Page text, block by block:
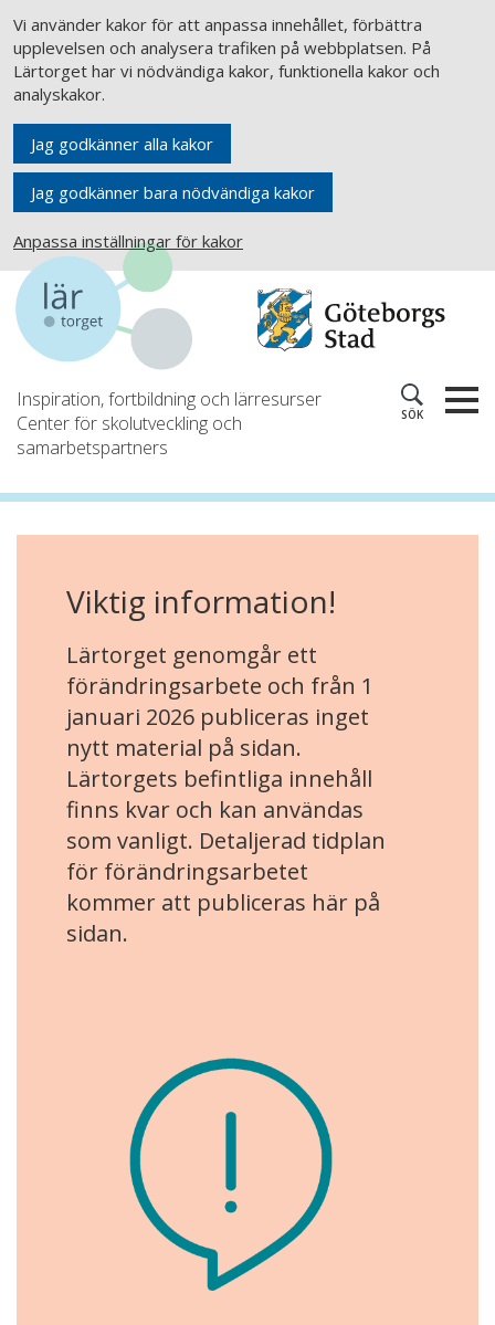
Vi använder kakor för att anpassa innehållet, förbättra
upplevelsen och analysera trafiken på webbplatsen. På
Lärtorget har vi nödvändiga kakor, funktionella kakor och
analyskakor.
Jag godkänner alla kakor
Jag godkänner bara nödvändiga kakor
Anpassa inställningar för kakor
Inspiration, fortbildning och lärresurser
Center för skolutveckling och
samarbetspartners
SÖK
Viktig information!
Lärtorget genomgår ett
förändringsarbete och från 1
januari 2026 publiceras inget
nytt material på sidan.
Lärtorgets befintliga innehåll
finns kvar och kan användas
som vanligt. Detaljerad tidplan
för förändringsarbetet
kommer att publiceras här på
sidan.